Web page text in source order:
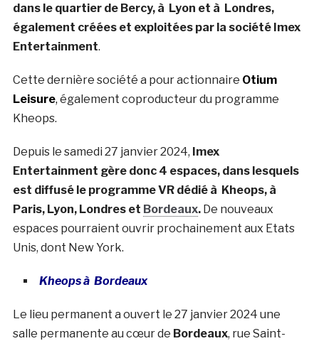
dans le quartier de Bercy, à Lyon et à Londres,
également créées et exploitées par la société Imex
Entertainment.
Cette dernière société a pour actionnaire Otium
Leisure, également coproducteur du programme
Kheops.
Depuis le samedi 27 janvier 2024, Imex
Entertainment gère donc 4 espaces, dans lesquels
est diffusé le programme VR dédié à Kheops, à
Paris, Lyon, Londres et Bordeaux.De nouveaux
espaces pourraient ouvrir prochainement aux Etats
Unis, dont New York.
Kheops à Bordeaux
Le lieu permanent a ouvert le 27 janvier 2024 une
salle permanente au cœur de Bordeaux, rue Saint-